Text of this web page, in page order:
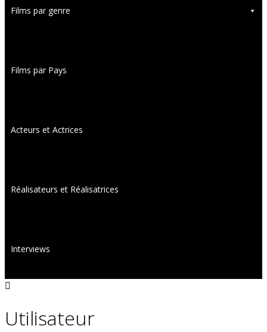
Films par genre
Films par Pays
Acteurs et Actrices
Réalisateurs et Réalisatrices
Interviews
Utilisateur